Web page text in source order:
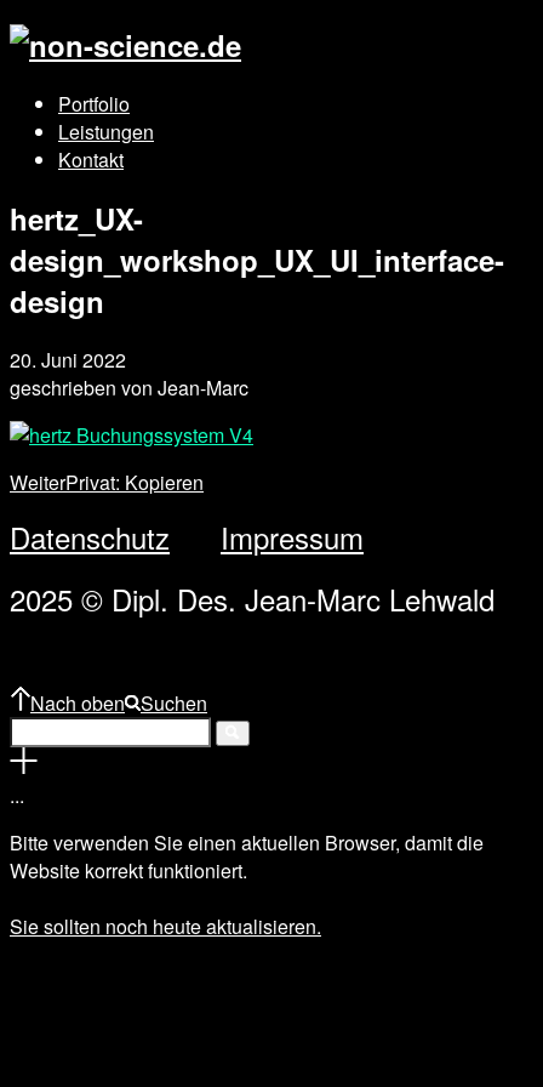
Portfolio
Leistungen
Kontakt
hertz_UX-
design_workshop_UX_UI_interface-
design
20. Juni 2022
geschrieben von Jean-Marc
WeiterPrivat: Kopieren
Datenschutz
Impressum
2025 © Dipl. Des. Jean-Marc Lehwald
Nach oben Suchen
...
Bitte verwenden Sie einen aktuellen Browser, damit die
Website korrekt funktioniert.
Sie sollten noch heute aktualisieren.